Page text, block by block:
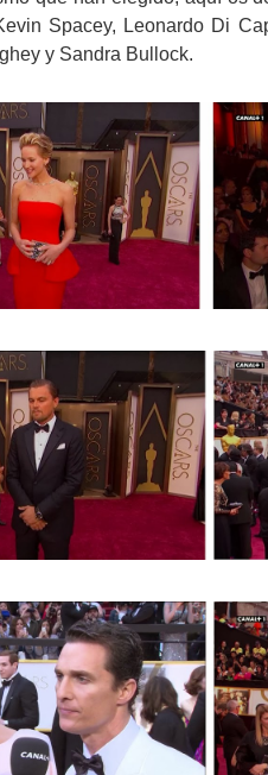
Spacey, Leonardo Di
y Sandra Bullock.